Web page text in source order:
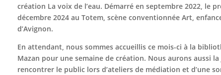
création La voix de l’eau. Démarré en septembre 2022, le
décembre 2024 au Totem, scène conventionnée Art,
d’Avignon.
En attendant, nous sommes accueillis ce mois-ci à la
Mazan pour une semaine de création. Nous aurons aussi
rencontrer le public lors d’ateliers de médiation et d’une